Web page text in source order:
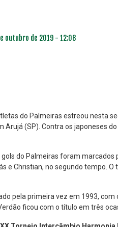
outubro de 2019 - 12:08
do Palmeiras estreou nesta
(SP). Contra os japoneses
do Palmeiras foram
e Christian, no segundo tempo.
pela primeira vez em 1993,
ficou com o título em três